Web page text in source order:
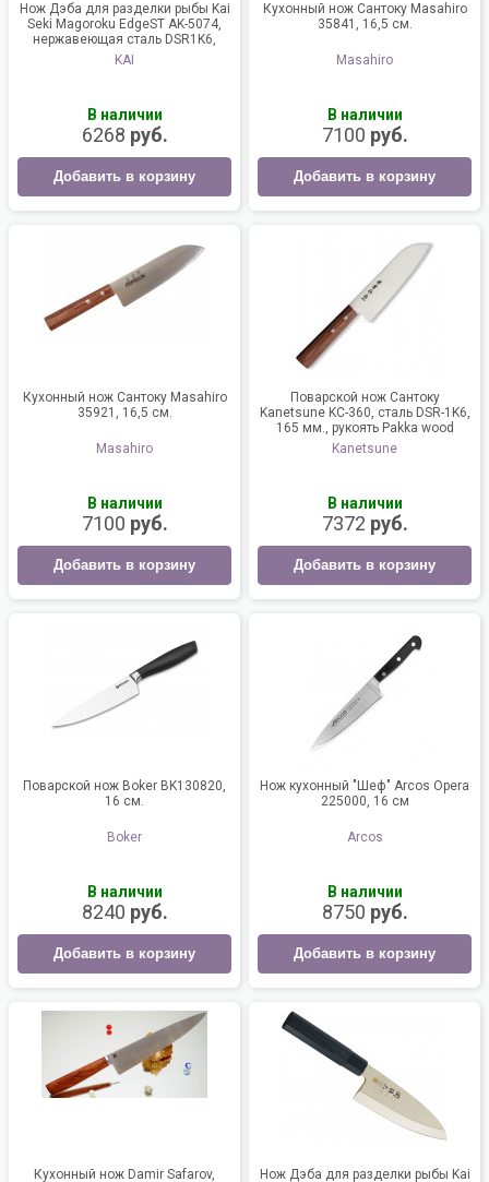
Нож Дэба для разделки рыбы Kai
Seki Magoroku EdgeST AK-5074,
нержавеющая сталь DSR1K6,
лезвие 16,5 см.
KAI
В наличии
6268 руб.
Добавить в корзину
Кухонный нож Сантоку Masahiro
35841, 16,5 см.
Masahiro
В наличии
7100 руб.
Добавить в корзину
Кухонный нож Сантоку Masahiro
35921, 16,5 см.
Masahiro
В наличии
7100 руб.
Добавить в корзину
Поварской нож Сантоку
Kanetsune KC-360, сталь DSR-1K6,
165 мм., рукоять Pakka wood
Kanetsune
В наличии
7372 руб.
Добавить в корзину
Поварской нож Boker BK130820,
16 см.
Boker
В наличии
8240 руб.
Добавить в корзину
Нож кухонный "Шеф" Arcos Opera
225000, 16 см
Arcos
В наличии
8750 руб.
Добавить в корзину
Кухонный нож Damir Safarov, Нож Дэба для разделки рыбы Kai